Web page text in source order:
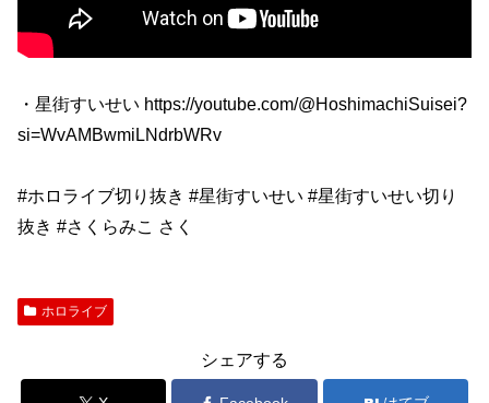
・星街すいせい https://youtube.com/@HoshimachiSuisei?
si=WvAMBwmiLNdrbWRv
#ホロライブ切り抜き #星街すいせい #星街すいせい切り
抜き #さくらみこ さく
ホロライブ
シェアする